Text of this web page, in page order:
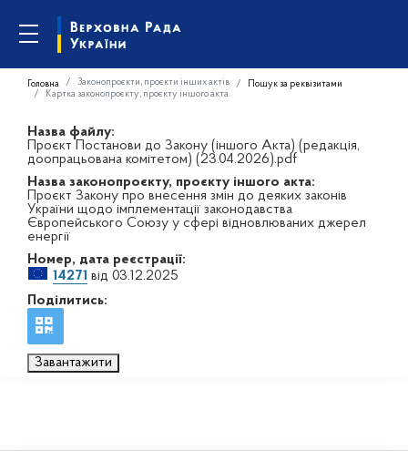
Головна Законопроєкти, проєкти інших актів
Пошук за реквізитами
Картка законопроєкту, проєкту іншого акта
Назва файлу:
Проєкт Постанови до Закону (іншого Акта) (редакція,
доопрацьована комітетом) (23.04.2026).pdf
Назва законопроєкту, проєкту іншого акта:
Проєкт Закону про внесення змін до деяких законів
України щодо імплементації законодавства
Європейського Союзу у сфері відновлюваних джерел
енергії
Номер, дата реєстрації:
14271 від 03.12.2025
Поділитись:
Завантажити